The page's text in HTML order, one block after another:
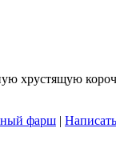
хрустящую
фарш |